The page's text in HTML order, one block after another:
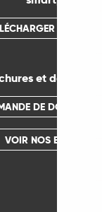
et
DE
VOIR NOS